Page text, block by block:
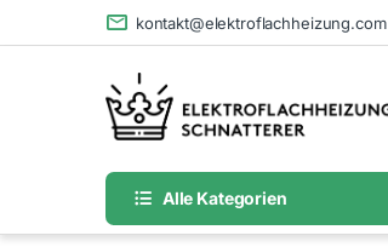
Skip to navigation
Skip to content kontakt@elektroflachheizung.com
Alle Kategorien